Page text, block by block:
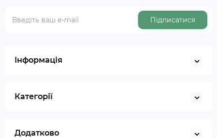
Підписатися
Інформація
Категорії
Додатково